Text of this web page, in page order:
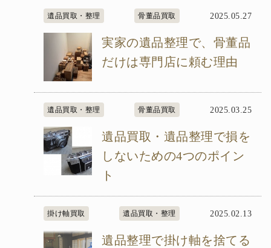
遺品買取・整理 骨董品買取 2025.05.27
実家の遺品整理で、骨董品
だけは専門店に頼む理由
遺品買取・整理 骨董品買取 2025.03.25
遺品買取・遺品整理で損を
しないための4つのポイン
ト
掛け軸買取 遺品買取・整理 2025.02.13
遺品整理で掛け軸を捨てる